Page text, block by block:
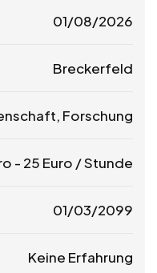
01/08/2026
Breckerfeld
Forschung
- 25 Euro / Stunde
01/03/2099
Keine Erfahrung